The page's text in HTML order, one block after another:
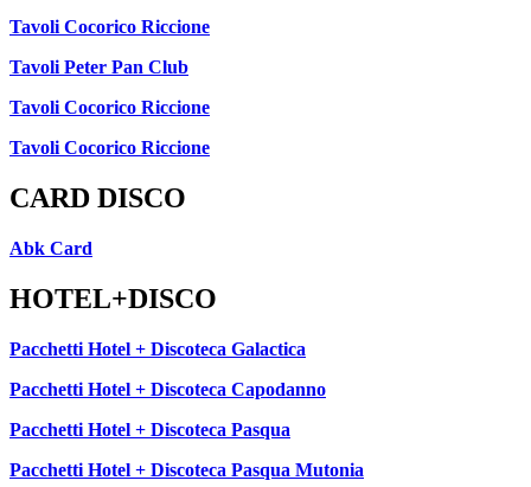
Tavoli Cocorico Riccione
Tavoli Peter Pan Club
Tavoli Cocorico Riccione
Tavoli Cocorico Riccione
CARD DISCO
Abk Card
HOTEL+DISCO
Pacchetti Hotel + Discoteca Galactica
Pacchetti Hotel + Discoteca Capodanno
Pacchetti Hotel + Discoteca Pasqua
Pacchetti Hotel + Discoteca Pasqua Mutonia